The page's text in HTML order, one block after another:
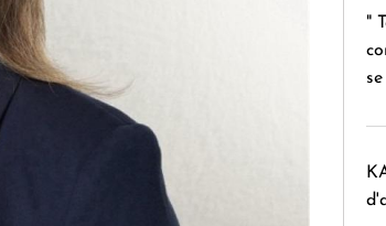
"